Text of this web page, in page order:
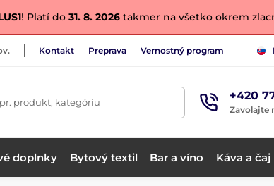
! Platí do 31. 8. 2026 takmer na všetko okrem
Kontakt Preprava Vernostný program
produkt, kategóriu +420
Zavolajte
doplnky Bytový textil Bar a víno Káva a čaj